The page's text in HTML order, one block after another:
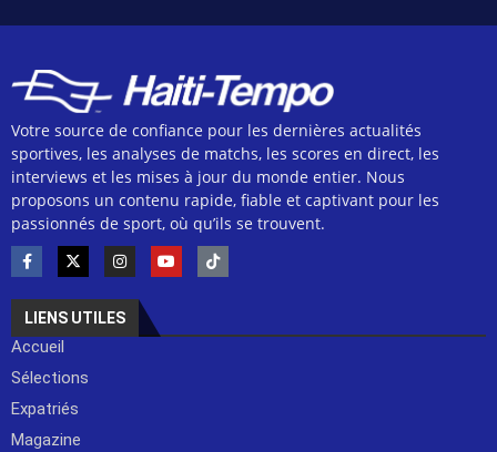
Votre source de confiance pour les dernières actualités
sportives, les analyses de matchs, les scores en direct, les
interviews et les mises à jour du monde entier. Nous
proposons un contenu rapide, fiable et captivant pour les
passionnés de sport, où qu’ils se trouvent.
LIENS UTILES
Accueil
Sélections
Expatriés
Magazine